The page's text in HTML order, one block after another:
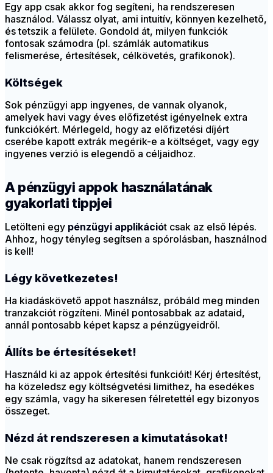
Egy app csak akkor fog segíteni, ha rendszeresen
használod. Válassz olyat, ami intuitív, könnyen kezelhető,
és tetszik a felülete. Gondold át, milyen funkciók
fontosak számodra (pl. számlák automatikus
felismerése, értesítések, célkövetés, grafikonok).
Költségek
Sok pénzügyi app ingyenes, de vannak olyanok,
amelyek havi vagy éves előfizetést igényelnek extra
funkciókért. Mérlegeld, hogy az előfizetési díjért
cserébe kapott extrák megérik-e a költséget, vagy egy
ingyenes verzió is elegendő a céljaidhoz.
A pénzügyi appok használatának
gyakorlati tippjei
Letölteni egy pénzügyi applikációt csak az első lépés.
Ahhoz, hogy tényleg segítsen a spórolásban, használnod
is kell!
Légy következetes!
Ha kiadáskövető appot használsz, próbáld meg minden
tranzakciót rögzíteni. Minél pontosabbak az adataid,
annál pontosabb képet kapsz a pénzügyeidről.
Állíts be értesítéseket!
Használd ki az appok értesítési funkcióit! Kérj értesítést,
ha közeledsz egy költségvetési limithez, ha esedékes
egy számla, vagy ha sikeresen félretettél egy bizonyos
összeget.
Nézd át rendszeresen a kimutatásokat!
Ne csak rögzítsd az adatokat, hanem rendszeresen